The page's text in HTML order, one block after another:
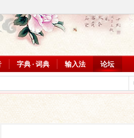
字典 · 词典 输入法 论坛